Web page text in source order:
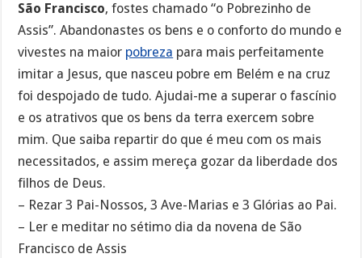
São Francisco, fostes chamado “o Pobrezinho de
Assis”. Abandonastes os bens e o conforto do mundo e
vivestes na maior pobreza para mais perfeitamente
imitar a Jesus, que nasceu pobre em Belém e na cruz
foi despojado de tudo. Ajudai-me a superar o fascínio
e os atrativos que os bens da terra exercem sobre
mim. Que saiba repartir do que é meu com os mais
necessitados, e assim mereça gozar da liberdade dos
filhos de Deus.
– Rezar 3 Pai-Nossos, 3 Ave-Marias e 3 Glórias ao Pai.
– Ler e meditar no sétimo dia da novena de São
Francisco de Assis